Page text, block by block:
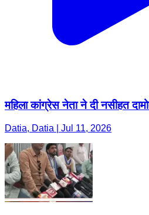
महिला कांग्रेस नेता ने दी नसीहत
Datia, Datia | Jul 11, 2026